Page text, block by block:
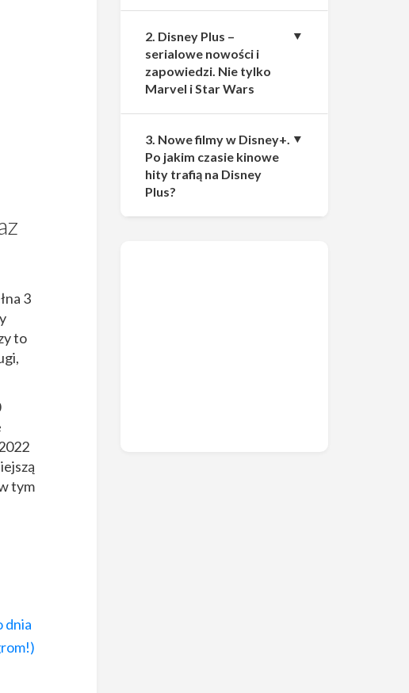
3
to
tym
dnia
2. Disney Plus –
serialowe nowości i
zapowiedzi. Nie tylko
Marvel i Star Wars
3. Nowe filmy w Disney+.
Po jakim czasie kinowe
hity trafią na Disney
Plus?